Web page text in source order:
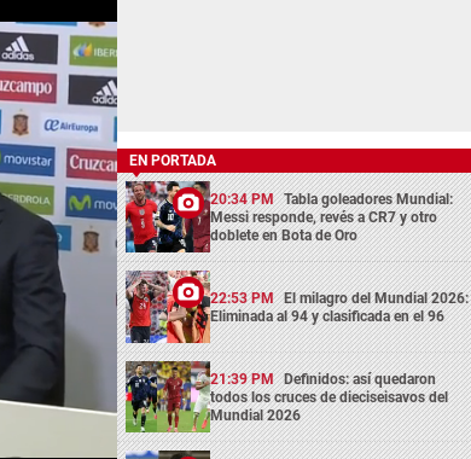
EN PORTADA
20:34 PM Tabla goleadores Mundial:
Messi responde, revés a CR7 y otro
doblete en Bota de Oro
22:53 PM El milagro del Mundial 2026:
Eliminada al 94 y clasificada en el 96
21:39 PM Definidos: así quedaron
todos los cruces de dieciseisavos del
Mundial 2026